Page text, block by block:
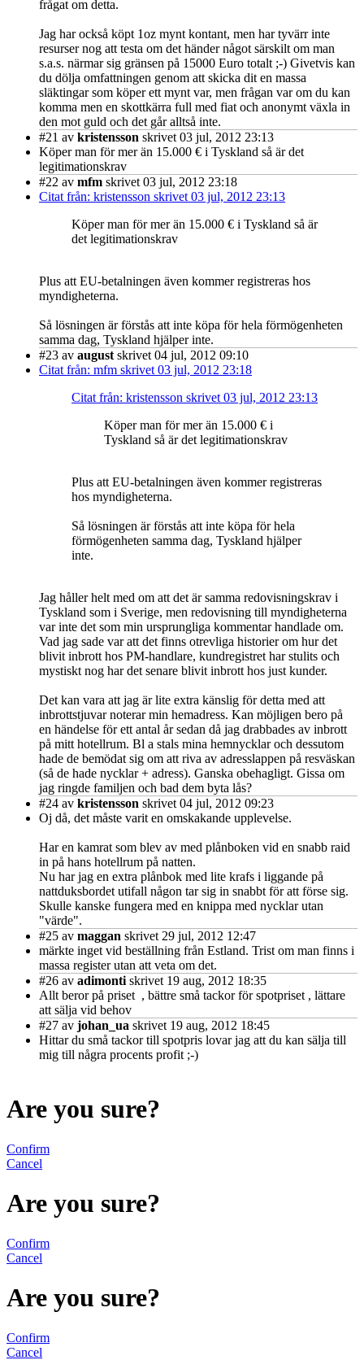
frågat om detta.
Jag har också köpt 1oz mynt kontant, men har tyvärr inte
resurser nog att testa om det händer något särskilt om man
s.a.s. närmar sig gränsen på 15000 Euro totalt ;-) Givetvis kan
du dölja omfattningen genom att skicka dit en massa
släktingar som köper ett mynt var, men frågan var om du kan
komma men en skottkärra full med fiat och anonymt växla in
den mot guld och det går alltså inte.
#21 av kristensson skrivet 03 jul, 2012 23:13
Köper man för mer än 15.000 € i Tyskland så är det
legitimationskrav
#22 av mfm skrivet 03 jul, 2012 23:18
Citat från: kristensson skrivet 03 jul, 2012 23:13
Köper man för mer än 15.000 € i Tyskland så är
det legitimationskrav
Plus att EU-betalningen även kommer registreras hos
myndigheterna.
Så lösningen är förstås att inte köpa för hela förmögenheten
samma dag, Tyskland hjälper inte.
#23 av august skrivet 04 jul, 2012 09:10
Citat från: mfm skrivet 03 jul, 2012 23:18
Citat från: kristensson skrivet 03 jul, 2012 23:13
Köper man för mer än 15.000 € i
Tyskland så är det legitimationskrav
Plus att EU-betalningen även kommer registreras
hos myndigheterna.
Så lösningen är förstås att inte köpa för hela
förmögenheten samma dag, Tyskland hjälper
inte.
Jag håller helt med om att det är samma redovisningskrav i
Tyskland som i Sverige, men redovisning till myndigheterna
var inte det som min ursprungliga kommentar handlade om.
Vad jag sade var att det finns otrevliga historier om hur det
blivit inbrott hos PM-handlare, kundregistret har stulits och
mystiskt nog har det senare blivit inbrott hos just kunder.
Det kan vara att jag är lite extra känslig för detta med att
inbrottstjuvar noterar min hemadress. Kan möjligen bero på
en händelse för ett antal år sedan då jag drabbades av inbrott
på mitt hotellrum. Bl a stals mina hemnycklar och dessutom
hade de bemödat sig om att riva av adresslappen på resväskan
(så de hade nycklar + adress). Ganska obehagligt. Gissa om
jag ringde familjen och bad dem byta lås?
#24 av kristensson skrivet 04 jul, 2012 09:23
Oj då, det måste varit en omskakande upplevelse.
Har en kamrat som blev av med plånboken vid en snabb raid
in på hans hotellrum på natten.
Nu har jag en extra plånbok med lite krafs i liggande på
nattduksbordet utifall någon tar sig in snabbt för att förse sig.
Skulle kanske fungera med en knippa med nycklar utan
"värde".
#25 av maggan skrivet 29 jul, 2012 12:47
märkte inget vid beställning från Estland. Trist om man finns i
massa register utan att veta om det.
#26 av adimonti skrivet 19 aug, 2012 18:35
Allt beror på priset , bättre små tackor för spotpriset , lättare
att sälja vid behov
#27 av johan_ua skrivet 19 aug, 2012 18:45
Hittar du små tackor till spotpris lovar jag att du kan sälja till
mig till några procents profit ;-)
Are you sure?
Confirm
Cancel
Are you sure?
Confirm
Cancel
Are you sure?
Confirm
Cancel